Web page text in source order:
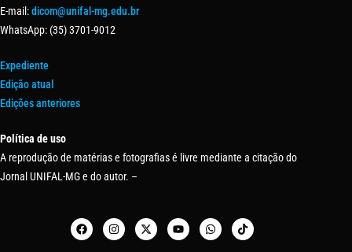
E-mail:dicom@unifal-mg.edu.br
WhatsApp: (35) 3701-9012
Expediente
Edição atual
Edições anteriores
Política de uso
A reprodução de matérias e fotografias é livre mediante a citação do
Jornal UNIFAL-MG e do autor. –